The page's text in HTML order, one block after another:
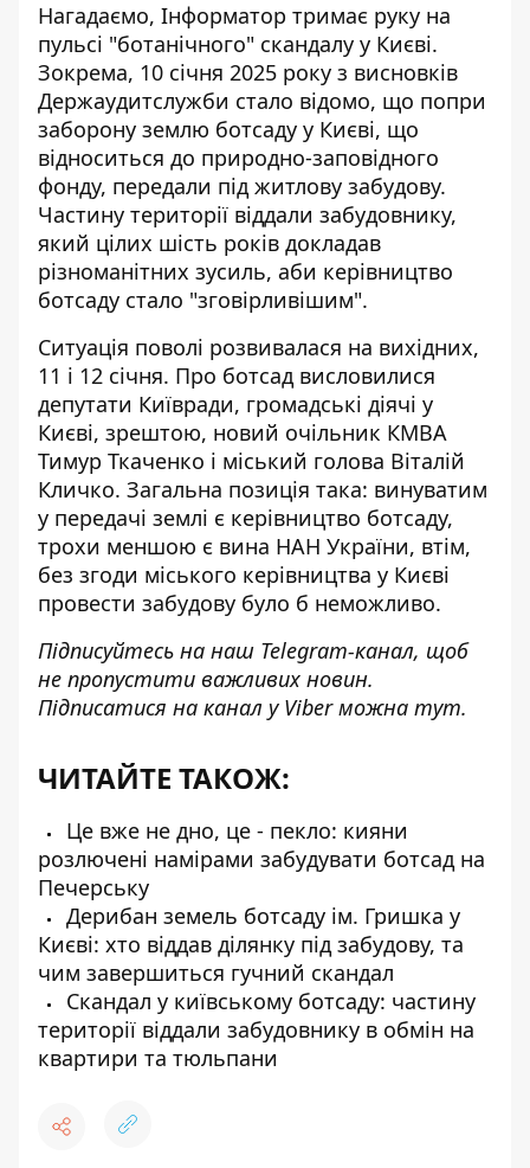
Нагадаємо, Інформатор тримає руку на
пульсі "ботанічного" скандалу у Києві.
Зокрема, 10 січня 2025 року з висновків
Держаудитслужби стало відомо, що попри
заборону землю ботсаду у Києві, що
відноситься до природно-заповідного
фонду, передали під житлову забудову.
Частину території віддали забудовнику,
який цілих шість років докладав
різноманітних зусиль, аби керівництво
ботсаду стало "зговірливішим".
Ситуація поволі розвивалася на вихідних,
11 і 12 січня. Про ботсад висловилися
депутати Київради, громадські діячі у
Києві, зрештою, новий очільник КМВА
Тимур Ткаченко і міський голова Віталій
Кличко. Загальна позиція така: винуватим
у передачі землі є керівництво ботсаду,
трохи меншою є вина НАН України, втім,
без згоди міського керівництва у Києві
провести забудову було б неможливо.
Підписуйтесь на наш Telegram-канал, щоб
не пропустити важливих новин.
Підписатися на канал у Viber можна тут.
ЧИТАЙТЕ ТАКОЖ:
Це вже не дно, це - пекло: кияни
розлючені намірами забудувати ботсад на
Печерську
Дерибан земель ботсаду ім. Гришка у
Києві: хто віддав ділянку під забудову, та
чим завершиться гучний скандал
Скандал у київському ботсаду: частину
території віддали забудовнику в обмін на
квартири та тюльпани